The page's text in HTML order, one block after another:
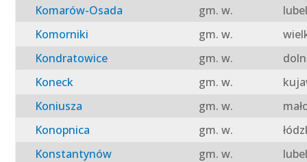
Komarów-Osada
gm. w.
Komorniki
gm. w.
Kondratowice
gm. w.
Koneck
gm. w.
Koniusza
gm. w.
Konopnica
gm. w.
Konstantynów
gm. w.